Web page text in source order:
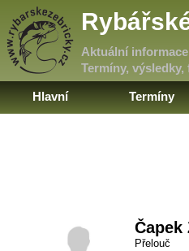
Aktuální
Termíny,
Hlavní Termíny
Čapek
Přelouč